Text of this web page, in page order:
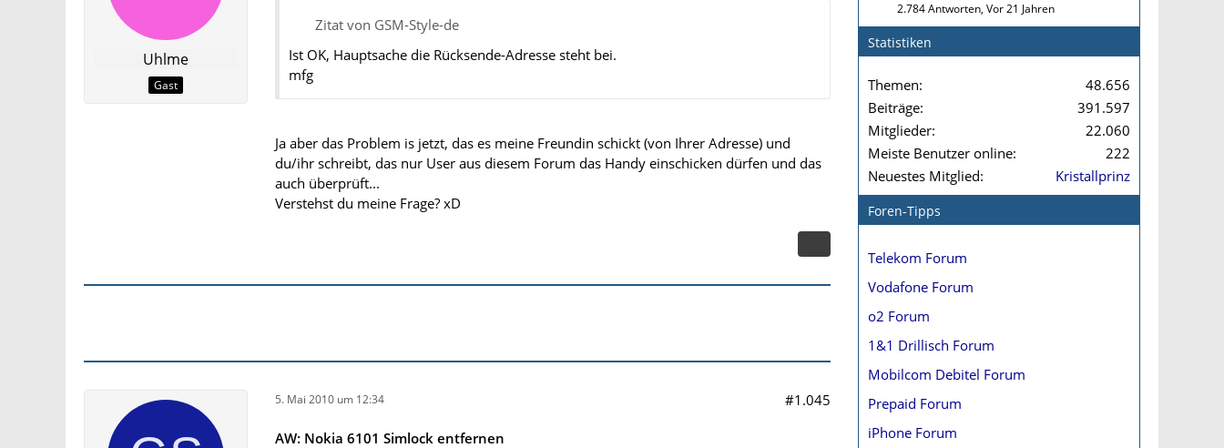
Uhlme
Gast
Zitat von GSM-Style-de
Ist OK, Hauptsache die Rücksende-Adresse steht bei.
mfg
Ja aber das Problem is jetzt, das es meine Freundin schickt (von Ihrer Adresse) und
du/ihr schreibt, das nur User aus diesem Forum das Handy einschicken dürfen und das
auch überprüft...
Verstehst du meine Frage? xD
5. Mai 2010 um 12:34 #1.045
AW: Nokia 6101 Simlock entfernen
2.784 Antworten, Vor 21 Jahren
Statistiken
Themen
48.656
Beiträge
391.597
Mitglieder
22.060
Meiste Benutzer online
222
Neuestes Mitglied
Kristallprinz
Foren-Tipps
Telekom Forum
Vodafone Forum
o2 Forum
1&1 Drillisch Forum
Mobilcom Debitel Forum
Prepaid Forum
iPhone Forum